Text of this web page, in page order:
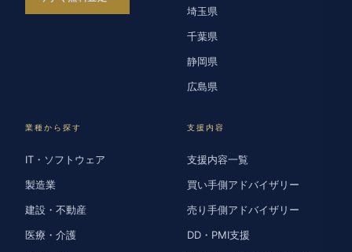
埼玉県
千葉県
静岡県
広島県
業種から探す
IT・ソフトウェア
製造業
建設・不動産
医療・介護
支援内容
支援内容一覧
買い手側アドバイザリー
売り手側アドバイザリー
DD・PMI支援